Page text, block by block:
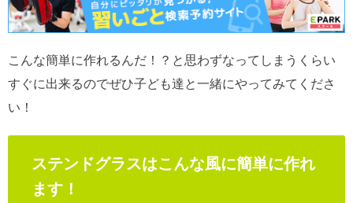
こんな簡単に作れるんだ！？と思わずなってしまうくらい
すぐに出来るのでぜひ子ども達と一緒にやってみてくださ
い！
ステンドグラスはこんな風に簡単に作れ
ます！